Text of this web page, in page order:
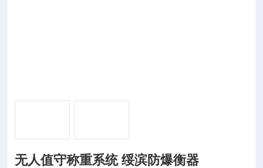
无人值守称重系统 绥滨防爆衡器